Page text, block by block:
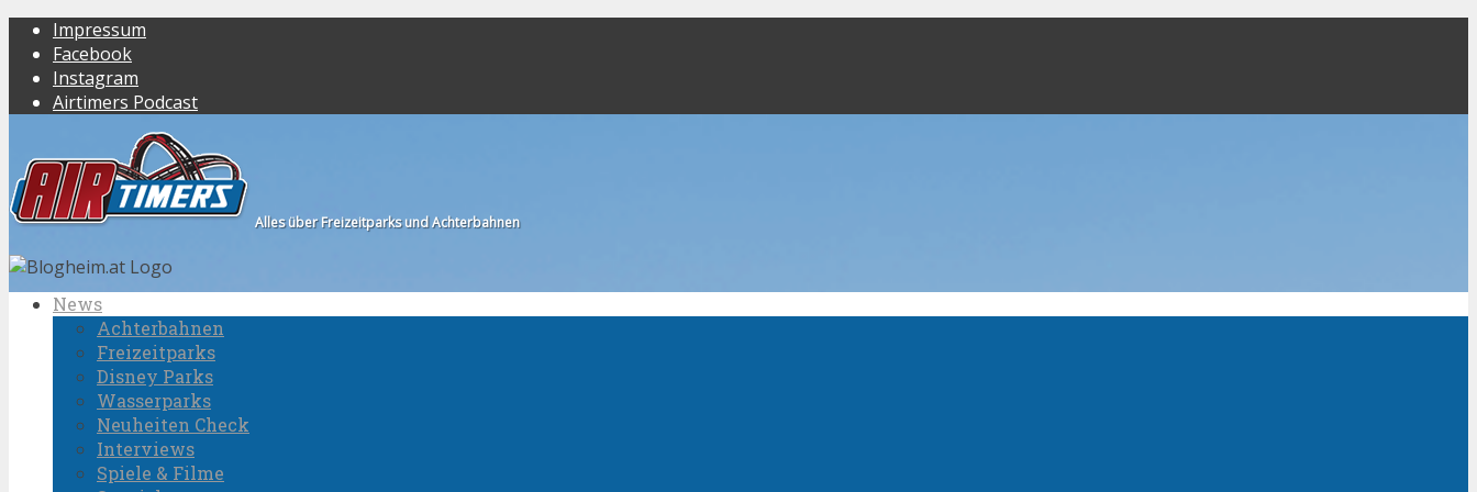
Impressum
Facebook
Instagram
Airtimers Podcast
Alles über Freizeitparks und Achterbahnen
News
Achterbahnen
Freizeitparks
Disney Parks
Wasserparks
Neuheiten Check
Interviews
Spiele & Filme